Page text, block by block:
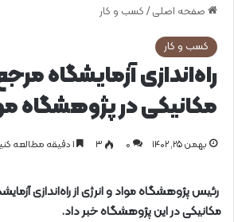
صفحه اصلی / کسب و کار
کسب و کار
راه‌اندازی آزمایشگاه
مکانیکی در پژوهشگاه
بهمن ۲۵, ۱۴۰۲ 0 ۳
رئیس پژوهشگاه مواد و انرژی از راه‌اندازی
مکانیکی در این پژوهشگاه خبر داد.